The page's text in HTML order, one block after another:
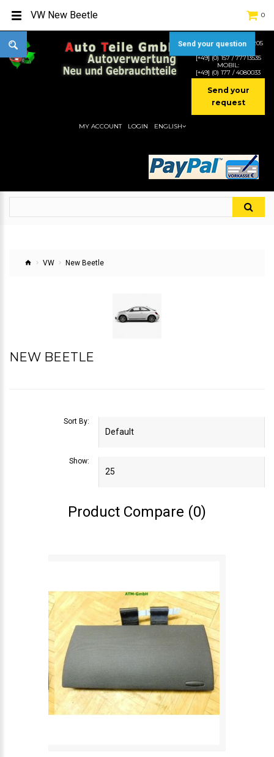
TEL:[+49] (0) 2232-5205
MOBIL:
[+49] (0) 157 / 77713535
MOBIL:
[+49] (0) 177 / 4080033
Send your
request
0
MY ACCOUNT LOGIN ENGLISH
VW New Beetle
NEW BEETLE
Sort By:
Show:
Product Compare (0)
VW New Beetle
Send your question